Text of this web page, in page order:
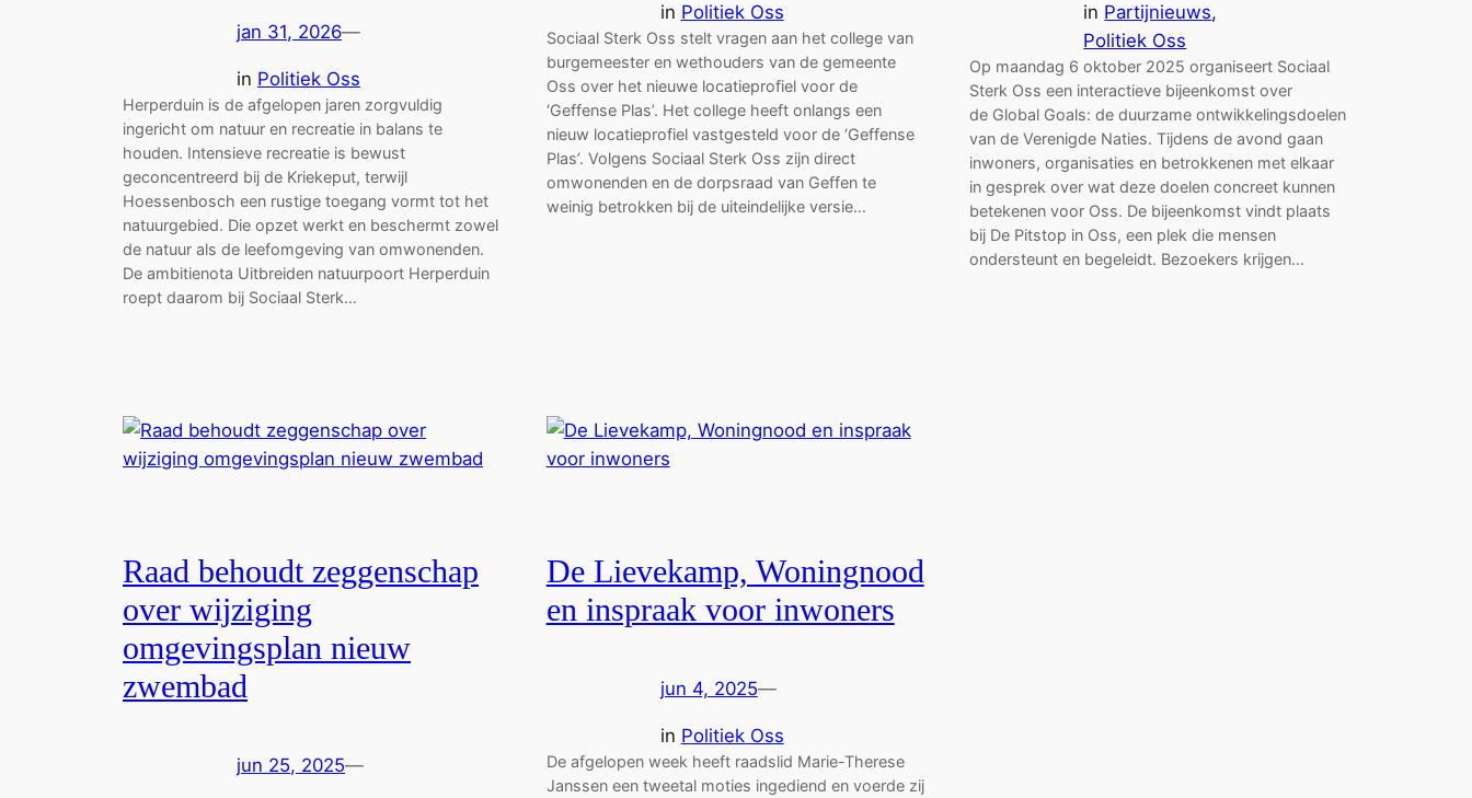
jan 31, 2026—
in Politiek Oss
Herperduin is de afgelopen jaren zorgvuldig
ingericht om natuur en recreatie in balans te
houden. Intensieve recreatie is bewust
geconcentreerd bij de Kriekeput, terwijl
Hoessenbosch een rustige toegang vormt tot het
natuurgebied. Die opzet werkt en beschermt zowel
de natuur als de leefomgeving van omwonenden.
De ambitienota Uitbreiden natuurpoort Herperduin
roept daarom bij Sociaal Sterk…
in Politiek Oss
Sociaal Sterk Oss stelt vragen aan het college van
burgemeester en wethouders van de gemeente
Oss over het nieuwe locatieprofiel voor de
‘Geffense Plas’. Het college heeft onlangs een
nieuw locatieprofiel vastgesteld voor de ‘Geffense
Plas’. Volgens Sociaal Sterk Oss zijn direct
omwonenden en de dorpsraad van Geffen te
weinig betrokken bij de uiteindelijke versie…
in Partijnieuws
Politiek Oss
Op maandag 6 oktober 2025 organiseert Sociaal
Sterk Oss een interactieve bijeenkomst over
de Global Goals: de duurzame ontwikkelingsdoelen
van de Verenigde Naties. Tijdens de avond gaan
inwoners, organisaties en betrokkenen met elkaar
in gesprek over wat deze doelen concreet kunnen
betekenen voor Oss. De bijeenkomst vindt plaats
bij De Pitstop in Oss, een plek die mensen
ondersteunt en begeleidt. Bezoekers krijgen…
Raad behoudt zeggenschap
over wijziging
omgevingsplan nieuw
zwembad
jun 25, 2025—
De Lievekamp, Woningnood
en inspraak voor inwoners
jun 4, 2025—
in Politiek Oss
De afgelopen week heeft raadslid Marie-Therese
Janssen een tweetal moties ingediend en voerde zij